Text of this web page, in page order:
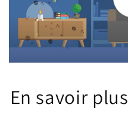
En savoir plus